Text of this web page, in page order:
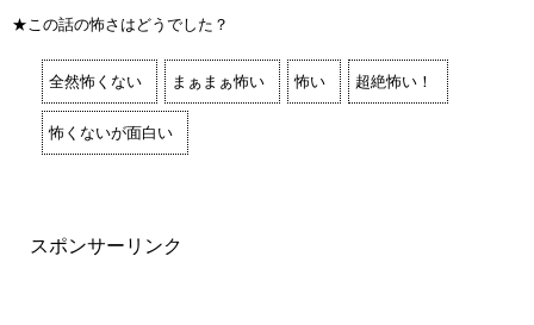
★この話の怖さはどうでした？
全然怖くない まぁまぁ怖い 怖い 超絶怖い！
怖くないが面白い
スポンサーリンク